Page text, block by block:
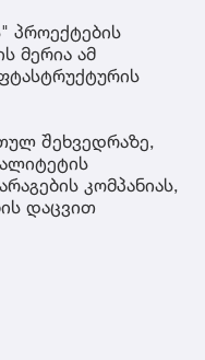
პროექტების
მერია ამ
შეხვედრაზე,
კომპანიას,
დაცვით